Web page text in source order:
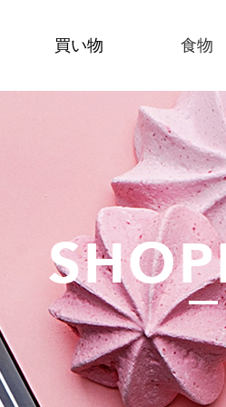
買い物 食物